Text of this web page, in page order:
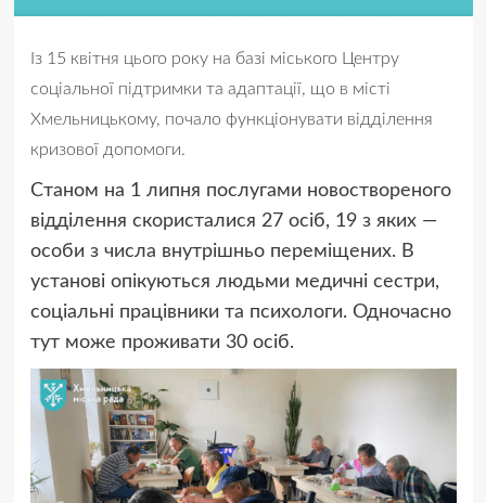
Із 15 квітня цього року на базі міського Центру
соціальної підтримки та адаптації, що в місті
Хмельницькому, почало функціонувати відділення
кризової допомоги.
Станом на 1 липня послугами новоствореного
відділення скористалися 27 осіб, 19 з яких —
особи з числа внутрішньо переміщених. В
установі опікуються людьми медичні сестри,
соціальні працівники та психологи. Одночасно
тут може проживати 30 осіб.